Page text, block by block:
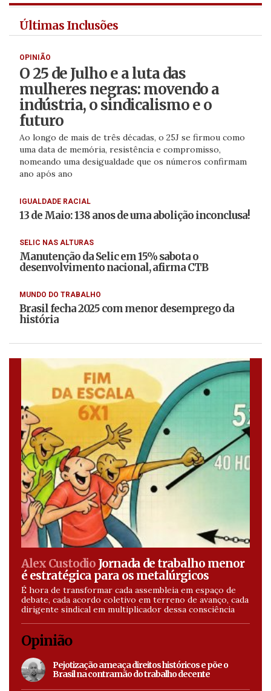
Últimas Inclusões
OPINIÃO
O 25 de Julho e a luta das
mulheres negras: movendo a
indústria, o sindicalismo e o
futuro
Ao longo de mais de três décadas, o 25J se firmou como
uma data de memória, resistência e compromisso,
nomeando uma desigualdade que os números confirmam
ano após ano
IGUALDADE RACIAL
13 de Maio: 138 anos de uma abolição inconclusa!
SELIC NAS ALTURAS
Manutenção da Selic em 15% sabota o
desenvolvimento nacional, afirma CTB
MUNDO DO TRABALHO
Brasil fecha 2025 com menor desemprego da
história
Alex Custodio Jornada de trabalho menor
é estratégica para os metalúrgicos
É hora de transformar cada assembleia em espaço de
debate, cada acordo coletivo em terreno de avanço, cada
dirigente sindical em multiplicador dessa consciência
Opinião
Pejotização ameaça direitos históricos e põe o
Brasil na contramão do trabalho decente